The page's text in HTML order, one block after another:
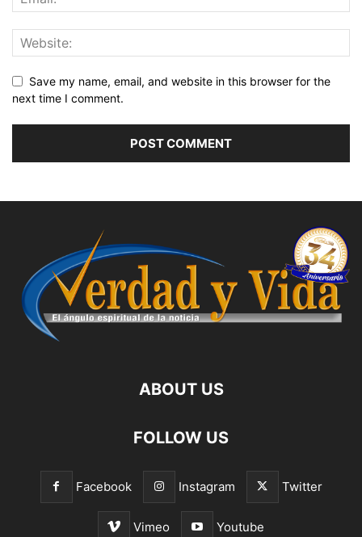
Save my name, email, and website in this browser for the
next time I comment.
ABOUT US
FOLLOW US
Facebook Instagram Twitter
Vimeo Youtube